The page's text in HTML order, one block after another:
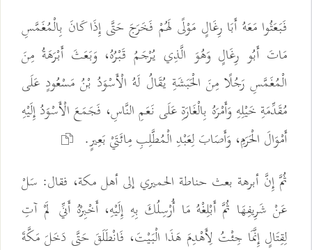
فَبَعَثُوا مَعَهُ أَبَا رِغَالٍ مَوْلًى لَهُمْ فَخَرَجَ حَتَّى إِذَا كَانَ بِالْمُغَمَّسِ
مَاتَ أَبُو رِغَالٍ وَهُوَ الَّذِي يُرْجَمُ قَبْرُهُ، وَبَعَثَ أَبْرَهَةُ مِنَ
الْمُغَمَّسِ رَجُلًا مِنَ الْحَبَشَةِ يُقَالُ لَهُ الْأَسْوَدُ بْنُ مَسْعُودٍ عَلَى
مُقَدِّمَةِ خَيْلِهِ وَأَمْرَهُ بِالْغَارَةِ عَلَى نَعَمِ النَّاسِ، فَجَمَعَ الْأَسْوَدُ إِلَيْهِ
أَمْوَالَ الْحَرَمِ، وَأَصَابَ لِعَبْدِ الْمُطَّلِبِ مِائَتَيْ بَعِيرٍ.
ثُمَّ إِنَّ أبرهة بعث حناطة الحميري إلى أهل مكة، فقال: سَلْ
عَنْ شَرِيفِهَا ثُمَّ أَبْلِغْهُ مَا أُرْسِلُكَ بِهِ إِلَيْهِ، أَخْبِرْهُ أَنِّي لَمْ آتِ
لِقِتَالٍ إِنَّمَا جِئْتُ لِأَهْدِمَ هَذَا الْبَيْتَ، فَانْطَلَقَ حَتَّى دَخَلَ مَكَّةَ